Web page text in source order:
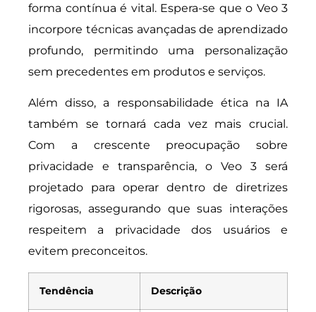
forma contínua é vital. Espera-se que o Veo 3
incorpore técnicas avançadas de aprendizado
profundo, permitindo uma personalização
sem precedentes em produtos e serviços.
Além disso, a responsabilidade ética na IA
também se tornará cada vez mais crucial.
Com a crescente preocupação sobre
privacidade e transparência, o Veo 3 será
projetado para operar dentro de diretrizes
rigorosas, assegurando que suas interações
respeitem a privacidade dos usuários e
evitem preconceitos.
Tendência Descrição